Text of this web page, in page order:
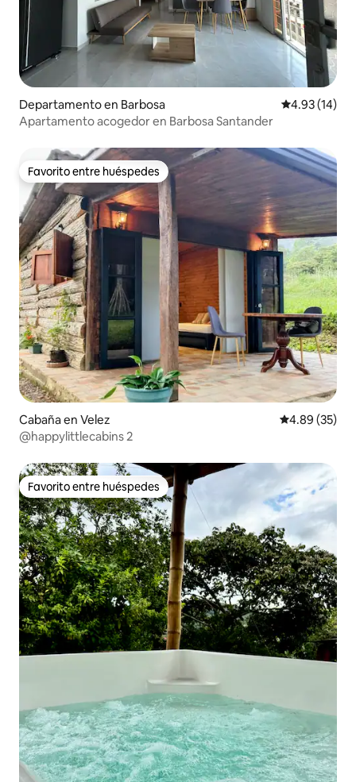
Departamento en Barbosa Calificación
4.93 (14)
Apartamento acogedor en Barbosa Santander
Favorito entre huéspedes
Favorito entre huéspedes
Cabaña en Velez Calificación
4.89 (35)
@happylittlecabins 2
Favorito entre huéspedes
Favorito entre huéspedes